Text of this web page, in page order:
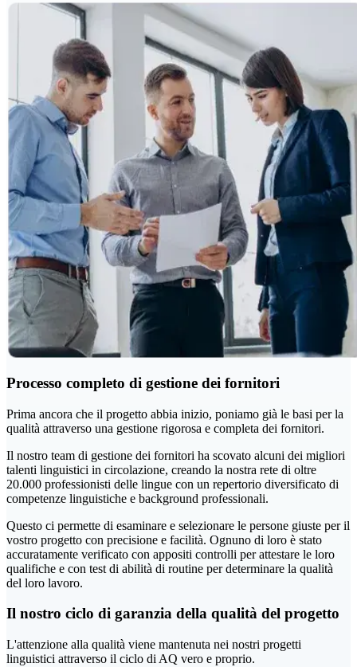
Processo completo di gestione dei fornitori
Prima ancora che il progetto abbia inizio, poniamo già le basi per la
qualità attraverso una gestione rigorosa e completa dei fornitori.
Il nostro team di gestione dei fornitori ha scovato alcuni dei migliori
talenti linguistici in circolazione, creando la nostra rete di oltre
20.000 professionisti delle lingue con un repertorio diversificato di
competenze linguistiche e background professionali.
Questo ci permette di esaminare e selezionare le persone giuste per il
vostro progetto con precisione e facilità. Ognuno di loro è stato
accuratamente verificato con appositi controlli per attestare le loro
qualifiche e con test di abilità di routine per determinare la qualità
del loro lavoro.
Il nostro ciclo di garanzia della qualità del progetto
L'attenzione alla qualità viene mantenuta nei nostri progetti
linguistici attraverso il ciclo di AQ vero e proprio.